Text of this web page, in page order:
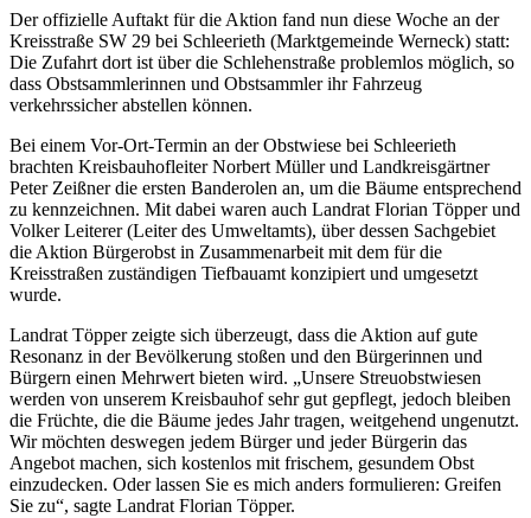
Der offizielle Auftakt für die Aktion fand nun diese Woche an der
Kreisstraße SW 29 bei Schleerieth (Marktgemeinde Werneck) statt:
Die Zufahrt dort ist über die Schlehenstraße problemlos möglich, so
dass Obstsammlerinnen und Obstsammler ihr Fahrzeug
verkehrssicher abstellen können.
Bei einem Vor-Ort-Termin an der Obstwiese bei Schleerieth
brachten Kreisbauhofleiter Norbert Müller und Landkreisgärtner
Peter Zeißner die ersten Banderolen an, um die Bäume entsprechend
zu kennzeichnen. Mit dabei waren auch Landrat Florian Töpper und
Volker Leiterer (Leiter des Umweltamts), über dessen Sachgebiet
die Aktion Bürgerobst in Zusammenarbeit mit dem für die
Kreisstraßen zuständigen Tiefbauamt konzipiert und umgesetzt
wurde.
Landrat Töpper zeigte sich überzeugt, dass die Aktion auf gute
Resonanz in der Bevölkerung stoßen und den Bürgerinnen und
Bürgern einen Mehrwert bieten wird. „Unsere Streuobstwiesen
werden von unserem Kreisbauhof sehr gut gepflegt, jedoch bleiben
die Früchte, die die Bäume jedes Jahr tragen, weitgehend ungenutzt.
Wir möchten deswegen jedem Bürger und jeder Bürgerin das
Angebot machen, sich kostenlos mit frischem, gesundem Obst
einzudecken. Oder lassen Sie es mich anders formulieren: Greifen
Sie zu“, sagte Landrat Florian Töpper.